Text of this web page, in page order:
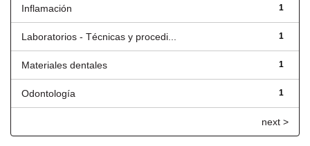
1
Inflamación
1
Laboratorios - Técnicas y procedi...
1
Materiales dentales
1
Odontología
next >